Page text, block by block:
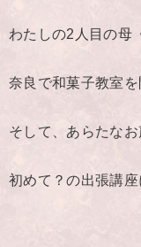
わたしの2人目の母
奈良で和菓子教室
そして、あらたなお
初めて？の出張講座